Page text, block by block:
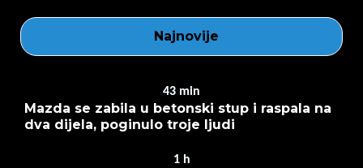
Najnovije
43 min
Mazda se zabila u betonski stup i raspala na
dva dijela, poginulo troje ljudi
1 h